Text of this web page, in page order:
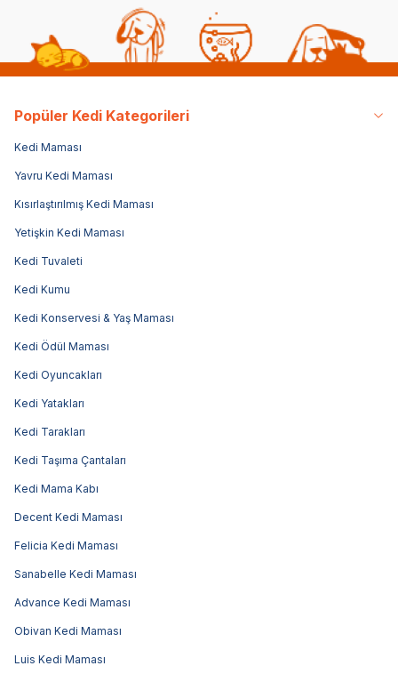
Popüler Kedi Kategorileri
Kedi Maması
Yavru Kedi Maması
Kısırlaştırılmış Kedi Maması
Yetişkin Kedi Maması
Kedi Tuvaleti
Kedi Kumu
Kedi Konservesi & Yaş Maması
Kedi Ödül Maması
Kedi Oyuncakları
Kedi Yatakları
Kedi Tarakları
Kedi Taşıma Çantaları
Kedi Mama Kabı
Decent Kedi Maması
Felicia Kedi Maması
Sanabelle Kedi Maması
Advance Kedi Maması
Obivan Kedi Maması
Luis Kedi Maması